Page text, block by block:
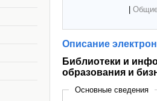
Описание
Библиотеки и
образования и
Основные сведения